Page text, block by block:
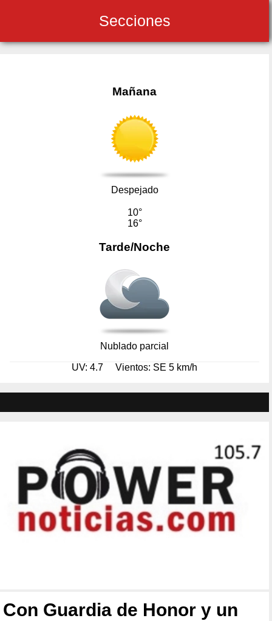
Secciones
Mañana
Despejado
10°
16°
Tarde/Noche
Nublado parcial
UV: 4.7 Vientos: SE 5 km/h
Con Guardia de Honor y un